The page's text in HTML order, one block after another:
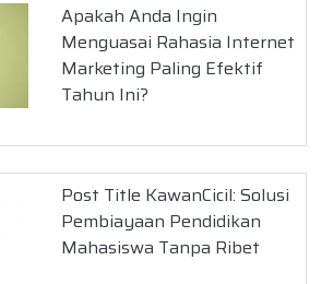
Apakah Anda Ingin
Menguasai Rahasia Internet
Marketing Paling Efektif
Tahun Ini?
Post Title KawanCicil: Solusi
Pembiayaan Pendidikan
Mahasiswa Tanpa Ribet